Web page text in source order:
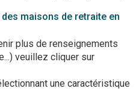
maisons de retraite en
plus de renseignements
veuillez cliquer sur
une caractéristique